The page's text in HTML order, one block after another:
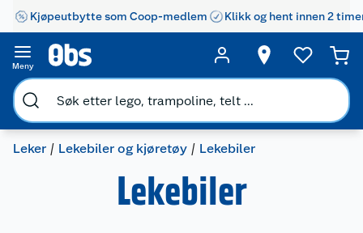
Kjøpeutbytte som Coop-medlem Klikk og hent innen 2
Meny
Leker Lekebiler og kjøretøy Lekebiler
Lekebiler